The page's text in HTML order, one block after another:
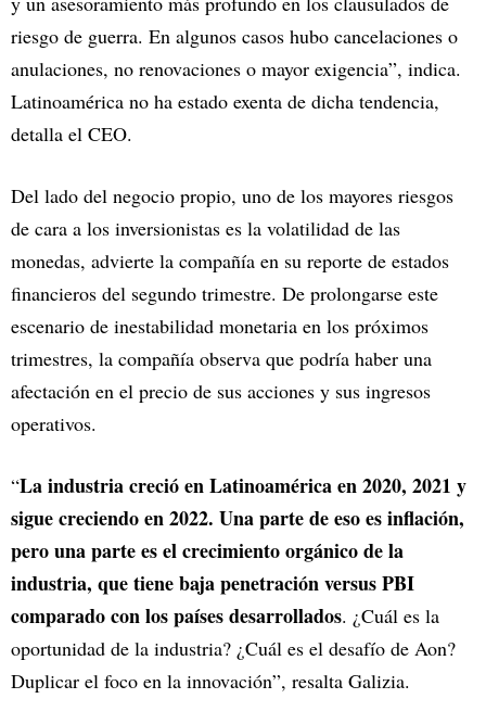
riesgo de guerra. En algunos casos hubo cancelaciones o
anulaciones, no renovaciones o mayor exigencia”, indica.
Latinoamérica no ha estado exenta de dicha tendencia,
detalla el CEO.
Del lado del negocio propio, uno de los mayores riesgos
de cara a los inversionistas es la volatilidad de las
monedas, advierte la compañía en su reporte de estados
financieros del segundo trimestre. De prolongarse este
escenario de inestabilidad monetaria en los próximos
trimestres, la compañía observa que podría haber una
afectación en el precio de sus acciones y sus ingresos
operativos.
“La industria creció en Latinoamérica en 2020, 2021 y
sigue creciendo en 2022. Una parte de eso es inflación,
pero una parte es el crecimiento orgánico de la
industria, que tiene baja penetración versus PBI
comparado con los países desarrollados. ¿Cuál es la
oportunidad de la industria? ¿Cuál es el desafío de Aon?
Duplicar el foco en la innovación”, resalta Galizia.